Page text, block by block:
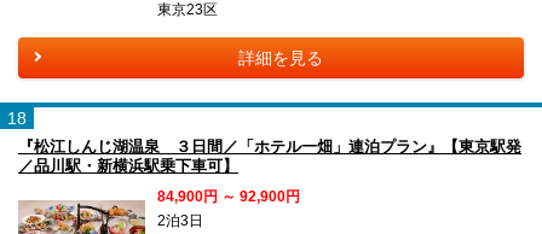
東京23区
詳細を見る
18
『松江しんじ湖温泉 ３日間／「ホテル一畑」連泊プラン』【東京駅発
／品川駅・新横浜駅乗下車可】
84,900円 ～ 92,900円
2泊3日